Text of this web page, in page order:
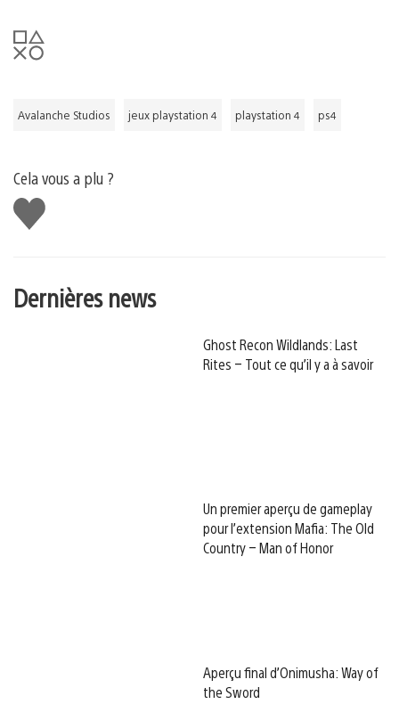
Avalanche Studios jeux playstation 4 playstation 4 ps4
Cela vous a plu ?
J'aime
Dernières news
Ghost Recon Wildlands: Last
Rites – Tout ce qu’il y a à savoir
Un premier aperçu de gameplay
pour l’extension Mafia: The Old
Country – Man of Honor
Aperçu final d’Onimusha: Way of
the Sword